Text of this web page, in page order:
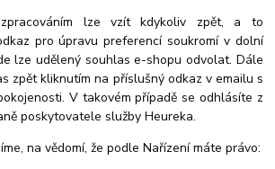
lze vzít kdykoliv zpět, a to
pro úpravu preferencí soukromí v dolní
lze udělený souhlas e-shopu odvolat. Dále
zpět kliknutím na příslušný odkaz v emailu s
V takovém případě se odhlásíte z
poskytovatele služby Heureka.
na vědomí, že podle Nařízení máte právo: